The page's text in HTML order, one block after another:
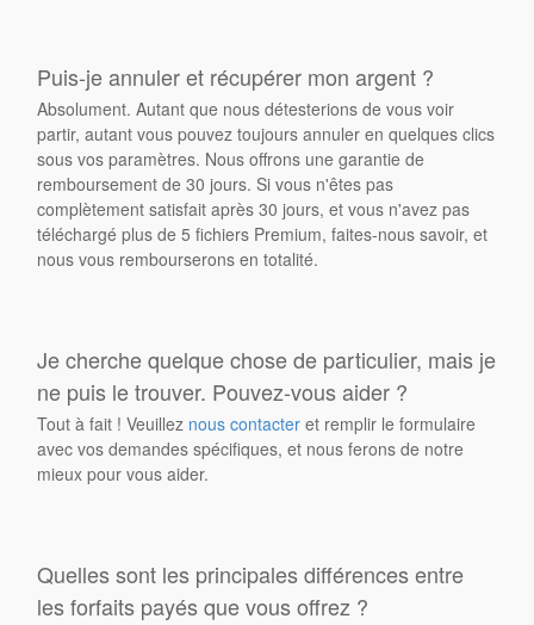
Puis-je annuler et récupérer mon argent ?
Absolument. Autant que nous détesterions de vous voir
partir, autant vous pouvez toujours annuler en quelques clics
sous vos paramètres. Nous offrons une garantie de
remboursement de 30 jours. Si vous n'êtes pas
complètement satisfait après 30 jours, et vous n'avez pas
téléchargé plus de 5 fichiers Premium, faites-nous savoir, et
nous vous rembourserons en totalité.
Je cherche quelque chose de particulier, mais je
ne puis le trouver. Pouvez-vous aider ?
Tout à fait ! Veuillez nous contacter et remplir le formulaire
avec vos demandes spécifiques, et nous ferons de notre
mieux pour vous aider.
Quelles sont les principales différences entre
les forfaits payés que vous offrez ?